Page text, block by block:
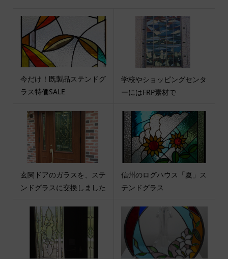
今だけ！既製品ステンドグ
ラス特価SALE
学校やショッピングセンタ
ーにはFRP素材で
玄関ドアのガラスを、ステ
ンドグラスに交換しました
信州のログハウス「夏」ス
テンドグラス